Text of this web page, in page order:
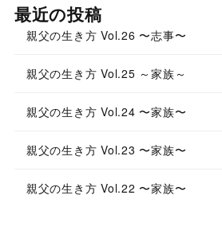
最近の投稿
親父の生き方 Vol.26 〜志事〜
親父の生き方 Vol.25 ～家族～
親父の生き方 Vol.24 〜家族〜
親父の生き方 Vol.23 〜家族〜
親父の生き方 Vol.22 〜家族〜